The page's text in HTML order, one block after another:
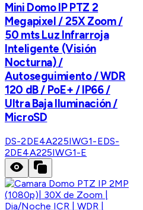
Mini Domo IP PTZ 2
Megapixel / 25X Zoom /
50 mts Luz Infrarroja
Inteligente (Visión
Nocturna) /
Autoseguimiento / WDR
120 dB / PoE+ / IP66 /
Ultra Baja Iluminación /
MicroSD
DS-2DE4A225IWG1-EDS-
2DE4A225IWG1-E